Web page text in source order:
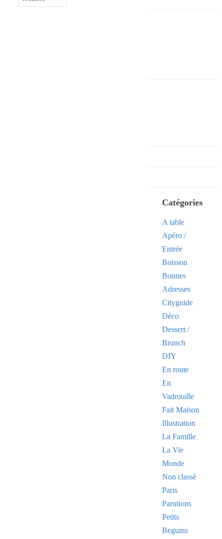
Catégories
A table
Apéro /
Entrée
Boisson
Bonnes
Adresses
Cityguide
Déco
Dessert /
Brunch
DIY
En route
En
Vadrouille
Fait Maison
Illustration
La Famille
La Vie
Monde
Non classé
Paris
Parutions
Petits
Beguins